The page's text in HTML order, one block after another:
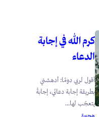
كرم الله في إجابة
الدعاء
أقول لربي دومًا: أدهشني
بطريقة إجابة دعائي، إجابةً
يتعجّب لها...
هجيرة